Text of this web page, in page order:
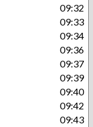
09:32
09:33
09:34
09:36
09:37
09:39
09:40
09:42
09:43